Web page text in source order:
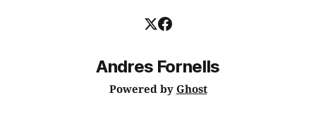
Andres Fornells
Powered by Ghost